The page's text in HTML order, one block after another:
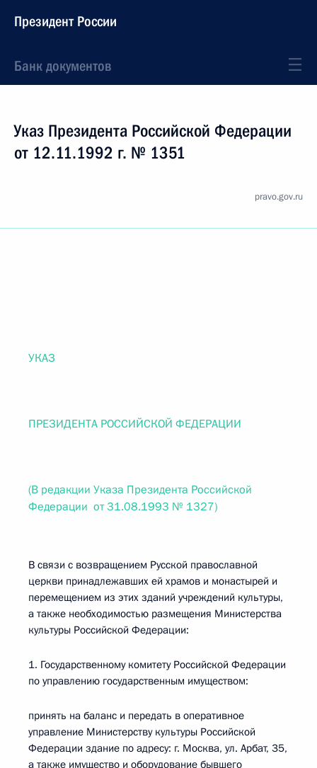
Президент России
Банк документов
Указ Президента Российской Федерации
от 12.11.1992 г. № 1351
pravo.gov.ru
УКАЗ
ПРЕЗИДЕНТА РОССИЙСКОЙ ФЕДЕРАЦИИ
(В редакции Указа Президента Российской
Федерации от 31.08.1993 № 1327)
В связи с возвращением Русской православной
церкви принадлежавших ей храмов и монастырей и
перемещением из этих зданий учреждений культуры,
а также необходимостью размещения Министерства
культуры Российской Федерации:
1. Государственному комитету Российской Федерации
по управлению государственным имуществом:
принять на баланс и передать в оперативное
управление Министерству культуры Российской
Федерации здание по адресу: г. Москва, ул. Арбат, 35,
а также имущество и оборудование бывшего